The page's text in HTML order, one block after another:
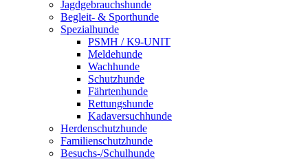
Jagdgebrauchshunde
Begleit- & Sporthunde
Spezialhunde
PSMH / K9-UNIT
Meldehunde
Wachhunde
Schutzhunde
Fährtenhunde
Rettungshunde
Kadaversuchhunde
Herdenschutzhunde
Familienschutzhunde
Besuchs-/Schulhunde